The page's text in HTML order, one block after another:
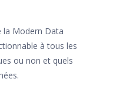
la Modern Data
à tous les
ou non et quels